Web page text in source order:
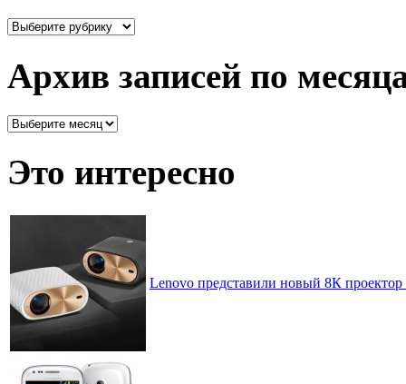
Здесь
Архив записей по
Архив
месяцам
Это интересно
Lenovo представили новый 8К